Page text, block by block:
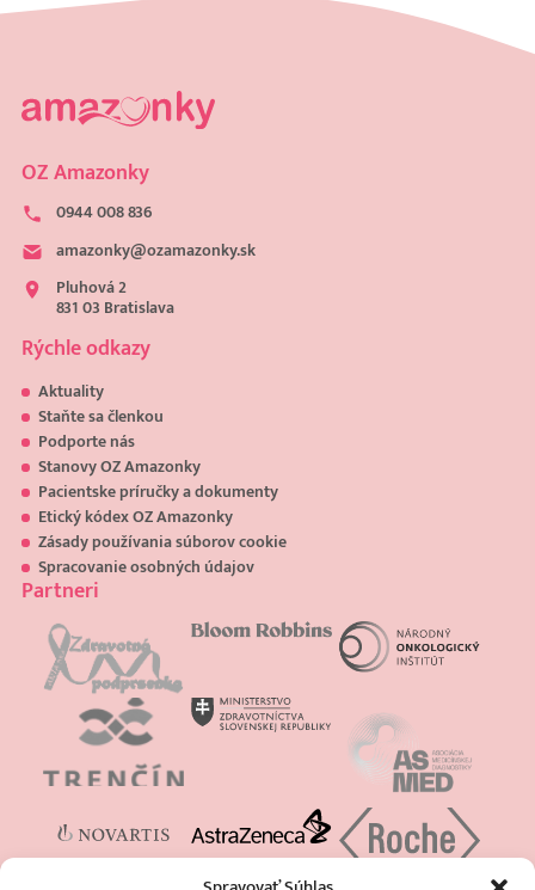
OZ Amazonky
0944 008 836
amazonky@ozamazonky.sk
Pluhová 2
831 03 Bratislava
Rýchle odkazy
Aktuality
Staňte sa členkou
Podporte nás
Stanovy OZ Amazonky
Pacientske príručky a dokumenty
Etický kódex OZ Amazonky
Zásady používania súborov cookie
Spracovanie osobných údajov
Partneri